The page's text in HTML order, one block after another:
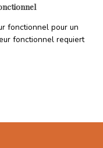
fonctionnel pour un
fonctionnel requiert